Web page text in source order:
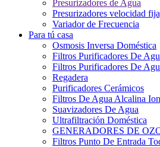
Presurizadores de Agua
Presurizadores velocidad
Variador de Frecuencia
Para tú casa
Osmosis Inversa Doméstica
Filtros Purificadores De
Filtros Purificadores De
Regadera
Purificadores Cerámicos
Filtros De Agua Alcalina
Suavizadores De Agua
Ultrafiltración Doméstica
GENERADORES DE
Filtros Punto De Entrada